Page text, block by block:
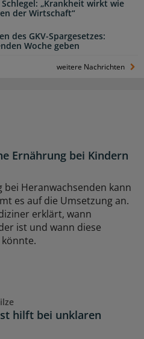
„Krankheit wirkt wie
der Wirtschaft“
des GKV-Spargesetzes:
Woche geben
weitere Nachrichten
Ernährung bei Kindern
Heranwachsenden kann
es auf die Umsetzung an.
erklärt, wann
ist und wann diese
hilft bei unklaren